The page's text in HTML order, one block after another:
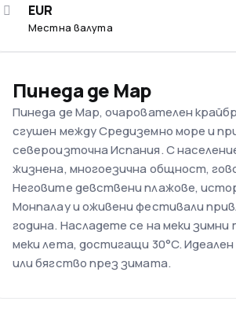
Местна валута
EUR
Пинеда де Мар
Пинеда де Мар, очарователен
сгушен между Средиземно море и
североизточна Испания. С
жизнена, многоезична общност,
Неговите девствени плажове,
Монпалау и оживени фестивали
година. Насладете се на меки
меки лета, достигащи 30°C.
или бягство през зимата.